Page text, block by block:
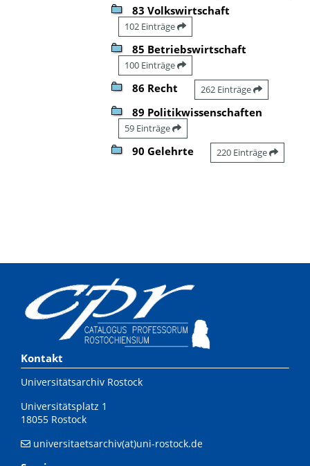
83 Volkswirtschaft
102 Einträge
85 Betriebswirtschaft
100 Einträge
86 Recht 262 Einträge
89 Politikwissenschaften
59 Einträge
90 Gelehrte 220 Einträge
Kontakt
Universitätsarchiv Rostock
Universitätsplatz 1
18055 Rostock
universitaetsarchiv(at)uni-rostock.de